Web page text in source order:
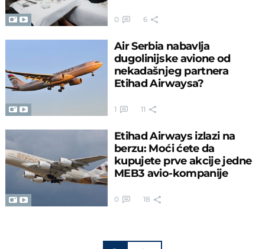
0 6
Air Serbia nabavlja
dugolinijske avione od
nekadašnjeg partnera
Etihad Airwaysa?
1 11
Etihad Airways izlazi na
berzu: Moći ćete da
kupujete prve akcije jedne
MEB3 avio-kompanije
0 18